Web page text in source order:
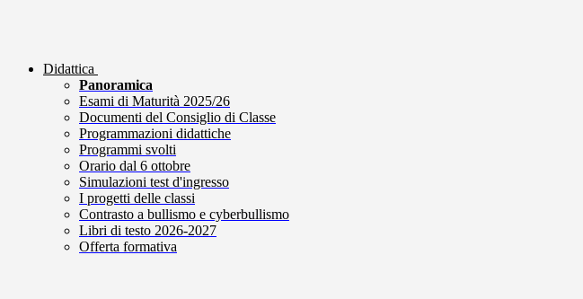
Didattica
Panoramica
Esami di Maturità 2025/26
Documenti del Consiglio di Classe
Programmazioni didattiche
Programmi svolti
Orario dal 6 ottobre
Simulazioni test d'ingresso
I progetti delle classi
Contrasto a bullismo e cyberbullismo
Libri di testo 2026-2027
Offerta formativa